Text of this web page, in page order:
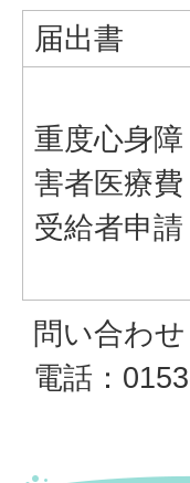
届出書
重度心身障
害者医療費
受給者申請
問い合わ
電話：